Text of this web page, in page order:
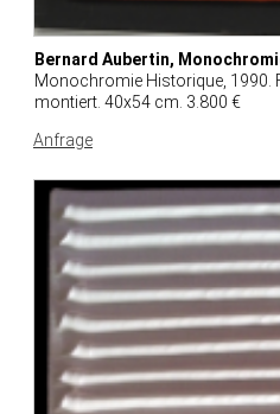
Bernard Aubertin,
Monochromie Historique, 1990.
montiert. 40x54 cm. 3.800 €
Anfrage